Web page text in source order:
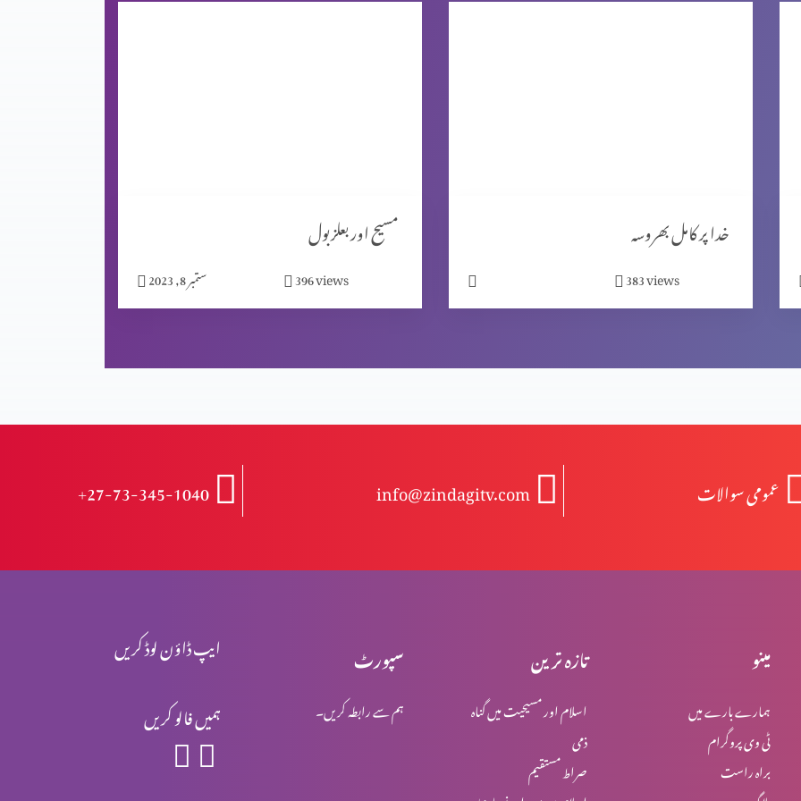
مسیح اور بعلزبول
ستمبر 8, 2023 396views
خدا پر کامل بھروسہ
383views
+27-73-345-1040 info@zindagitv.com عمومی سوالات
ایپ ڈاؤن لوڈ کریں
ہمیں فالو کریں
سپورٹ
ہم سے رابطہ کریں۔
تازہ ترین
اسلام اور مسیحیت میں گناہ
ذمی
صراط مستقیم
مینو
ہمارے بارے میں
ٹی وی پروگرام
براہ راست